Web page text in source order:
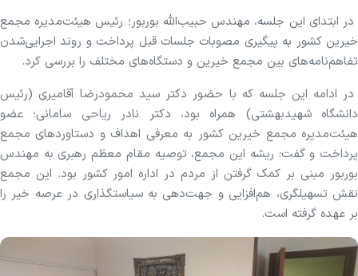
در ابتدای این جلسه، مهندس حبیب‌الله بوربور؛ رئیس هیئت‌مدیره مجمع
خیرین کشور به پیگیری مصوبات جلسات قبل پرداخت و روند اجرایی‌شدن
تفاهم‌نامه‌های بین مجمع خیرین و دستگاه‌های مختلف را بررسی کرد.
در ادامه این جلسه که با حضور دکتر سید محمودرضا آقامیری (رئیس
دانشگاه شهیدبهشتی) همراه بود، دکتر نادر ریاحی سامانی؛ عضو
هیئت‌مدیره مجمع خیرین کشور به معرفی اهداف و دستاورد‌های مجمع
پرداخت و گفت: ریشه این مجمع، توصیه مقام معظم رهبری به مهندس
بوربور مبنی بر کمک گرفتن از مردم در اداره امور کشور بود. این مجمع
نقش تسهیلگری، هم‌افزایی و جهت‌دهی به سیاستگذاری در عرصه خیر را
بر عهده گرفته است.